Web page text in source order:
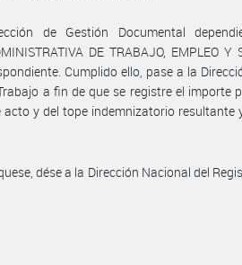
de Gestión Documental
DE TRABAJO, EMPLEO Y
Cumplido ello, pase a la
a fin de que se registre el importe
y del tope indemnizatorio resultante
dése a la Dirección Nacional del